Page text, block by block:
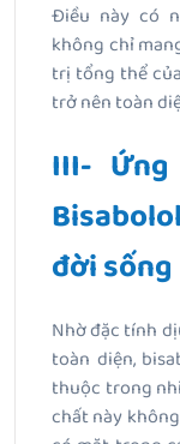
Điều này có
không chỉ
trị tổng thể
trở nên toàn
III-
đời sống
Nhờ đặc tính
toàn diện,
thuộc trong
chất này